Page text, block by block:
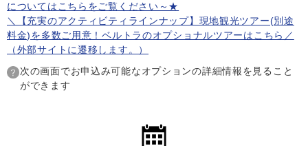
についてはこちらをご覧ください～★
＼【充実のアクティビティラインナップ】現地観光ツアー(別途
料金)を多数ご用意！ベルトラのオプショナルツアーはこちら／
（外部サイトに遷移します。）
次の画面でお申込み可能なオプションの詳細情報を見ること
ができます